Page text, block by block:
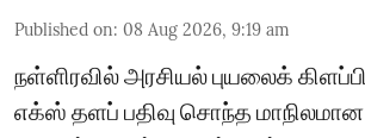
Published on: 08 Aug 2026, 9:19 am
நள்ளிரவில் அரசியல் புயலைக்
எக்ஸ் தளப் பதிவு சொந்த